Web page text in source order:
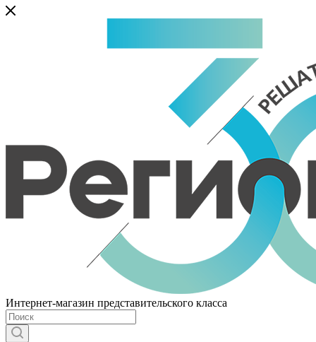
Интернет-магазин представительского класса